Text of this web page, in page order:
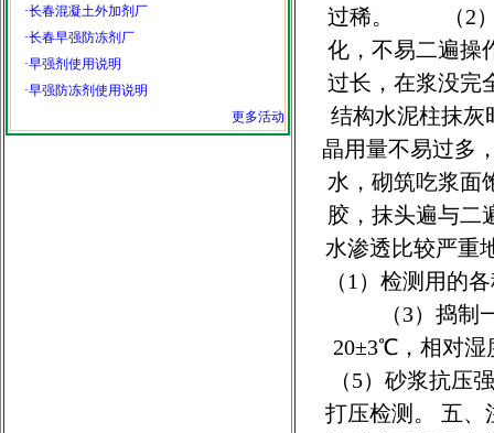
·长春混凝土外加剂厂
·长春早强防冻剂厂
·早强剂使用说明
·早强防冻剂使用说明
更多活动
过稀。 （2）
化，不易二遍
过长，在浆没
结构水泥柱抹
晶用量不易过多
水，砌筑吃浆
胶，抹头遍与
水渗透比较严
（1）检测用
（3）捣制一
20±3℃，相对
（5）砂浆抗压
打压检测。 五